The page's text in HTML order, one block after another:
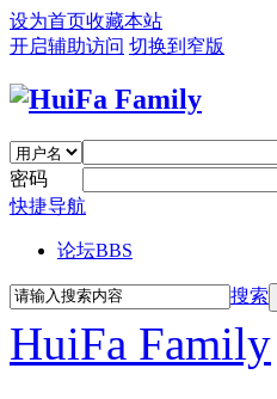
设为首页收藏本站
开启辅助访问 切换到窄版
密码
快捷导航
论坛BBS
搜索
HuiFa Family